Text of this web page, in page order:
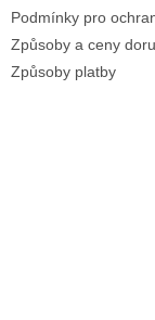
Podmínky pro
Způsoby a ceny
Způsoby platby